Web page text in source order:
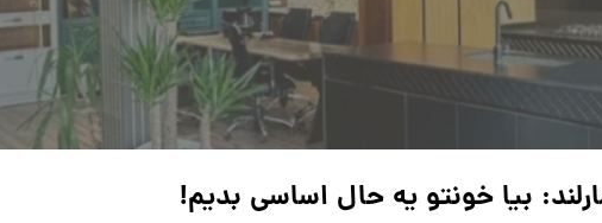
بیا خونتو یه حال اساسی بدیم!